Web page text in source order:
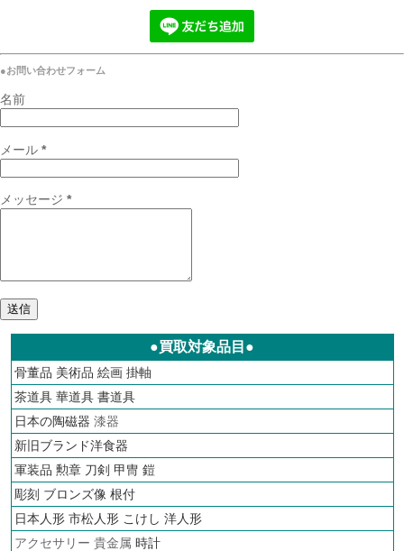
●お問い合わせフォーム
名前
メール *
メッセージ *
●買取対象品目●
骨董品 美術品 絵画 掛軸
茶道具 華道具 書道具
日本の陶磁器 漆器
新旧ブランド洋食器
軍装品 勲章 刀剣 甲冑 鎧
彫刻 ブロンズ像 根付
日本人形 市松人形 こけし 洋人形
アクセサリー 貴金属 時計